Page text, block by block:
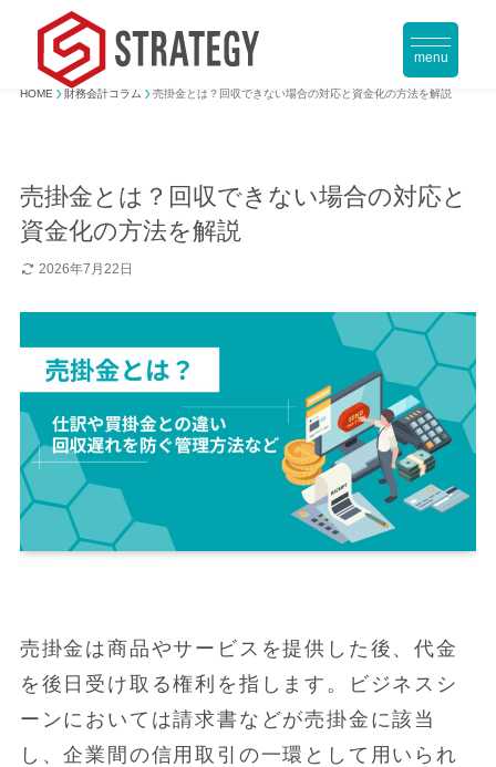
menu
HOME 財務会計コラム 売掛金とは？回収できない場合の対応と資金化の方法を解説
売掛金とは？回収できない場合の対応と
資金化の方法を解説
2026年7月22日
売掛金は商品やサービスを提供した後、代金
を後日受け取る権利を指します。ビジネスシ
ーンにおいては請求書などが売掛金に該当
し、企業間の信用取引の一環として用いられ